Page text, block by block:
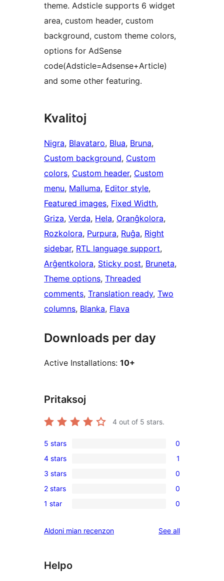
theme. Adsticle supports 6 widget
area, custom header, custom
background, custom theme colors,
options for AdSense
code(Adsticle=Adsense+Article)
and some other featuring.
Kvalitoj
Nigra, Blavataro, Blua, Bruna
Custom background, Custom
colors, Custom header, Custom
menu, Malluma, Editor style
Featured images, Fixed Width
Griza, Verda, Hela, Oranĝkolora
Rozkolora, Purpura, Ruĝa, Right
sidebar, RTL language support
Arĝentkolora, Sticky post, Bruneta
Theme options, Threaded
comments, Translation ready, Two
columns, Blanka, Flava
Downloads per day
Active Installations: 10+
Pritaksoj
4 out of 5 stars.
0
5-
star
reviews
5 stars 0
1
4-
star
review
4 stars 1
0
3-
star
3 stars 0
0
2-
reviews
2 stars 0
0
star
1 star 0
Aldoni mian recenzon See allreviews
Helpo